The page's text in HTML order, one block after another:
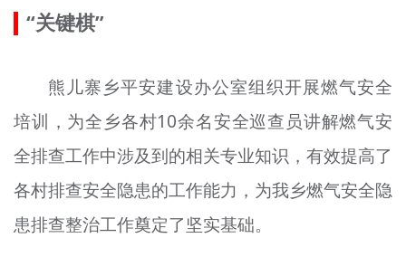
“关键棋”
熊儿寨乡平安建设办公室组织开展燃气安全
培训，为全乡各村10余名安全巡查员讲解燃气安
全排查工作中涉及到的相关专业知识，有效提高了
各村排查安全隐患的工作能力，为我乡燃气安全隐
患排查整治工作奠定了坚实基础。